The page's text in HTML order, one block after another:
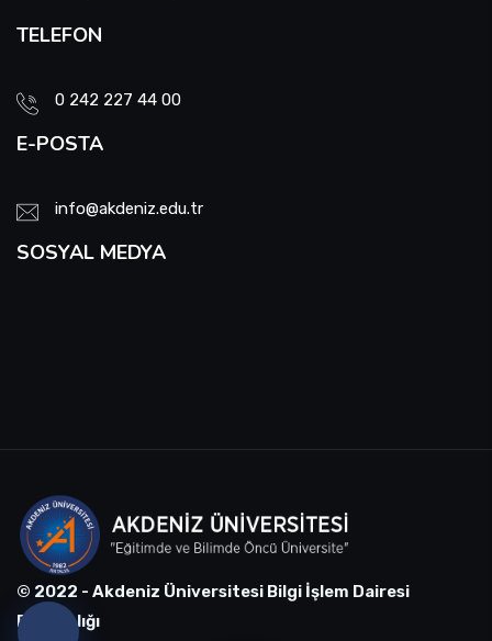
TELEFON
0 242 227 44 00
E-POSTA
info@akdeniz.edu.tr
SOSYAL MEDYA
© 2022 - Akdeniz Üniversitesi Bilgi İşlem Dairesi
Başkanlığı